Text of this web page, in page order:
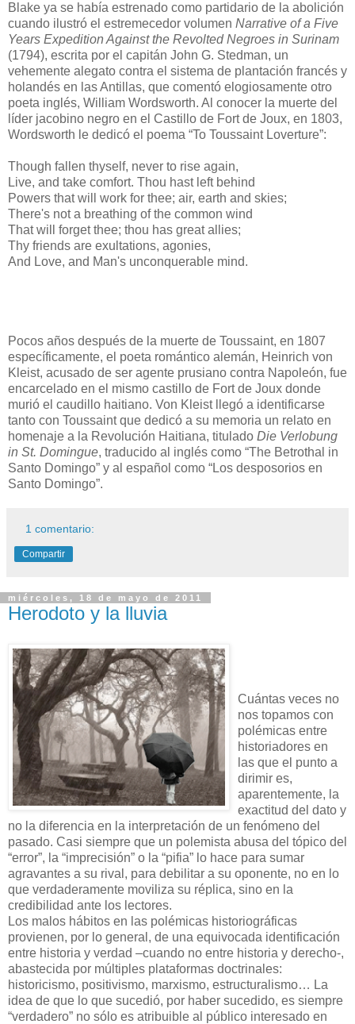
Blake ya se había estrenado como partidario de la abolición
cuando ilustró el estremecedor volumen Narrative of a Five
Years Expedition Against the Revolted Negroes in Surinam
(1794), escrita por el capitán John G. Stedman, un
vehemente alegato contra el sistema de plantación francés y
holandés en las Antillas, que comentó elogiosamente otro
poeta inglés, William Wordsworth. Al conocer la muerte del
líder jacobino negro en el Castillo de Fort de Joux, en 1803,
Wordsworth le dedicó el poema “To Toussaint Loverture”:
Though fallen thyself, never to rise again,
Live, and take comfort. Thou hast left behind
Powers that will work for thee; air, earth and skies;
There's not a breathing of the common wind
That will forget thee; thou has great allies;
Thy friends are exultations, agonies,
And Love, and Man's unconquerable mind.
Pocos años después de la muerte de Toussaint, en 1807
específicamente, el poeta romántico alemán, Heinrich von
Kleist, acusado de ser agente prusiano contra Napoleón, fue
encarcelado en el mismo castillo de Fort de Joux donde
murió el caudillo haitiano. Von Kleist llegó a identificarse
tanto con Toussaint que dedicó a su memoria un relato en
homenaje a la Revolución Haitiana, titulado Die Verlobung
in St. Domingue, traducido al inglés como “The Betrothal in
Santo Domingo” y al español como “Los desposorios en
Santo Domingo”.
1 comentario:
Compartir
miércoles, 18 de mayo de 2011
Herodoto y la lluvia
Cuántas veces no
nos topamos con
polémicas entre
historiadores en
las que el punto a
dirimir es,
aparentemente, la
exactitud del dato y
no la diferencia en la interpretación de un fenómeno del
pasado. Casi siempre que un polemista abusa del tópico del
“error”, la “imprecisión” o la “pifia” lo hace para sumar
agravantes a su rival, para debilitar a su oponente, no en lo
que verdaderamente moviliza su réplica, sino en la
credibilidad ante los lectores.
Los malos hábitos en las polémicas historiográficas
provienen, por lo general, de una equivocada identificación
entre historia y verdad –cuando no entre historia y derecho-,
abastecida por múltiples plataformas doctrinales:
historicismo, positivismo, marxismo, estructuralismo… La
idea de que lo que sucedió, por haber sucedido, es siempre
“verdadero” no sólo es atribuible al público interesado en